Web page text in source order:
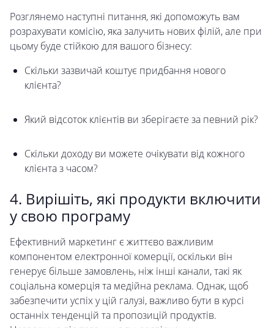
Розглянемо наступні питання, які допоможуть вам
розрахувати комісію, яка залучить нових філій, але при
цьому буде стійкою для вашого бізнесу:
Скільки зазвичай коштує придбання нового
клієнта?
Який відсоток клієнтів ви зберігаєте за певний рік?
Скільки доходу ви можете очікувати від кожного
клієнта з часом?
4. Вирішіть, які продукти включити
у свою програму
Ефективний маркетинг є життєво важливим
компонентом електронної комерції, оскільки він
генерує більше замовлень, ніж інші канали, такі як
соціальна комерція та медійна реклама. Однак, щоб
забезпечити успіх у цій галузі, важливо бути в курсі
останніх тенденцій та пропозицій продуктів.